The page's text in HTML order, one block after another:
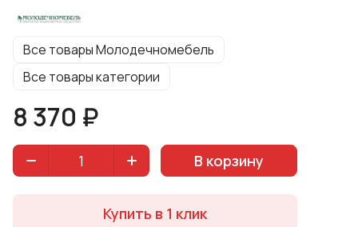
Все товары Молодечномебель
Все товары категории
8 370 ₽
В корзину
Купить в 1 клик